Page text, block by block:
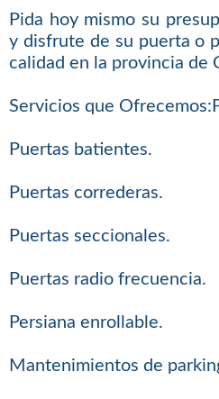
Pida hoy mismo su
y disfrute de su puerta o
calidad en la provincia de
Servicios que
Puertas batientes.
Puertas correderas.
Puertas seccionales.
Puertas radio frecuencia.
Persiana enrollable.
Mantenimientos de